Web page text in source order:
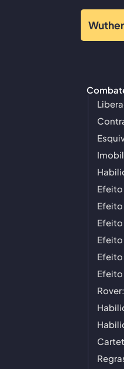
Efeito
Efeito